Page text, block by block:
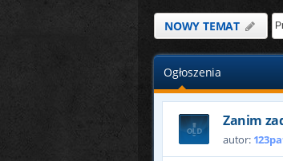
NOWY TEMAT
Ogłoszenia
Zanim
autor: